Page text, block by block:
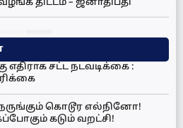
திட்டம் – ஜனாதிபதி
எதிராக சட்ட நடவடிக்கை :
கொடூர எல்நினோ!
கடும் வறட்சி!